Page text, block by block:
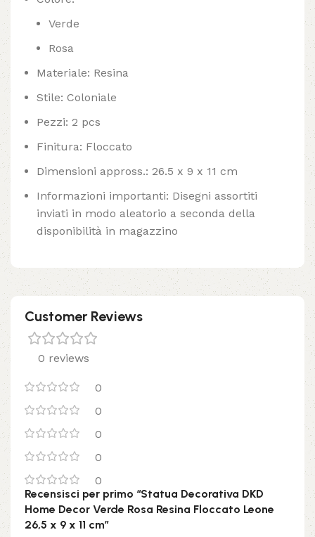
Verde
Rosa
Materiale: Resina
Stile: Coloniale
Pezzi: 2 pcs
Finitura: Floccato
Dimensioni appross.: 26.5 x 9 x 11 cm
Informazioni importanti: Disegni assortiti
inviati in modo aleatorio a seconda della
disponibilità in magazzino
Customer Reviews
0 reviews
0
0
0
0
0
Recensisci per primo “Statua Decorativa DKD
Home Decor Verde Rosa Resina Floccato Leone
26,5 x 9 x 11 cm”